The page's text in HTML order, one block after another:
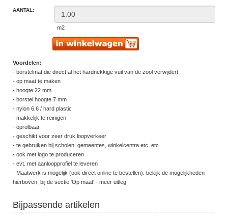
AANTAL:
m2
Voordelen:
- borstelmat die direct al het hardnekkige vuil van de zool verwijdert
- op maat te maken
- hoogte 22 mm
- borstel hoogte 7 mm
- nylon 6.6 / hard plastic
- makkelijk te reinigen
- oprolbaar
- geschikt voor zeer druk loopverkeer
- te gebruiken bij scholen, gemeentes, winkelcentra etc. etc.
- ook met logo te produceren
- evt. met aanloopprofiel te leveren
- Maatwerk is mogelijk (ook direct online te bestellen): bekijk de mogelijkheden
hierboven, bij de sectie 'Op maat' - meer uitleg
Bijpassende artikelen